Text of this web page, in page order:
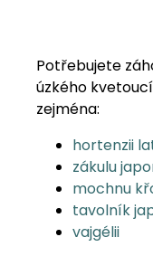
Potřebujete
úzkého
zejména:
hortenzii
zákulu
mochnu
tavolník
vajgélii